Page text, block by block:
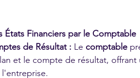
États Financiers par le Comptable
de Résultat : Le comptable
et le compte de résultat, offrant